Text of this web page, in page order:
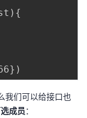
我们可以给接口也
成员：